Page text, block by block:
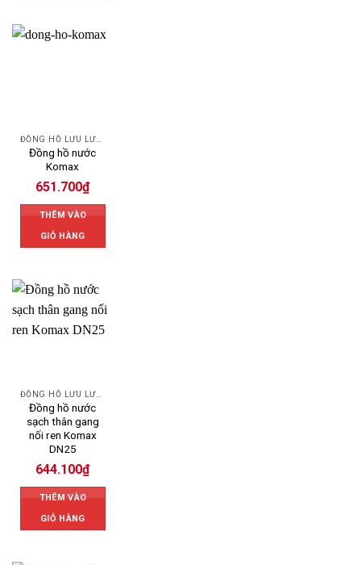
ĐỒNG HỒ LƯU LƯỢNG NƯỚC KOMAX
Đồng hồ nước
Komax
651.700₫
THÊM VÀO
GIỎ HÀNG
ĐỒNG HỒ LƯU LƯỢNG NƯỚC KOMAX
Đồng hồ nước
sạch thân gang
nối ren Komax
DN25
644.100₫
THÊM VÀO
GIỎ HÀNG